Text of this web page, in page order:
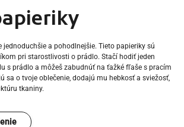
jednoduchšie a pohodlnejšie. Tieto papieriky sú
pri starostlivosti o prádlo. Stačí hodiť jeden
s prádlo a môžeš zabudnúť na ťažké fľaše s pracím
sa o tvoje oblečenie, dodajú mu hebkosť a sviežosť,
tkaniny.